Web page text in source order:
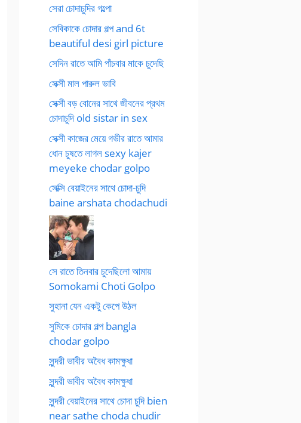
সেরা চোদাচুদির গল্পো
সেবিকাকে চোদার গল্প and 6t
beautiful desi girl picture
সেদিন রাতে আমি পাঁচবার মাকে চুদেছি
সেক্সী মাল পারুল ভাবি
সেক্সী বড় বোনের সাথে জীবনের প্রথম
চোদাচুদি old sistar in sex
সেক্সী কাজের মেয়ে গভীর রাতে আমার
ধোন চুষতে লাগল sexy kajer
meyeke chodar golpo
সেক্সি বেয়াইনের সাথে চোদা-চুদি
baine arshata chodachudi
সে রাতে তিনবার চুদেছিলো আমায়
Somokami Choti Golpo
সুহানা যেন একটু কেপে উঠল
সুমিকে চোদার গল্প bangla
chodar golpo
সুন্দরী ভাবীর অবৈধ কামক্ষুধা
সুন্দরী ভাবীর অবৈধ কামক্ষুধা
সুন্দরী বেয়াইনের সাথে চোদা চুদি bien
near sathe choda chudir